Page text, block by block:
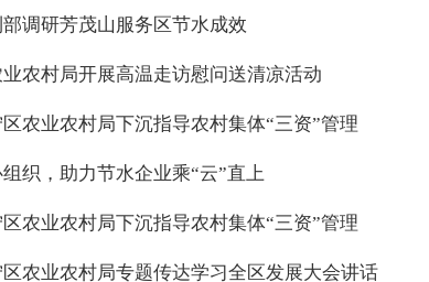
调研芳茂山服务区节水成效
业农村局开展高温走访慰问送清凉活动
农业农村局下沉指导农村集体“三资”管理
织，助力节水企业乘“云”直上
农业农村局下沉指导农村集体“三资”管理
区农业农村局专题传达学习全区发展大会讲话